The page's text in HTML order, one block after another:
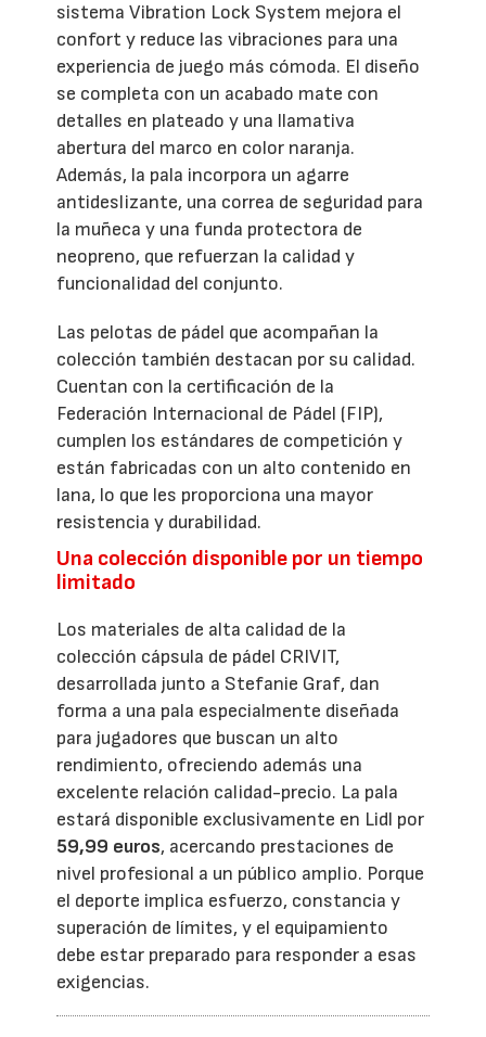
sistema Vibration Lock System mejora el
confort y reduce las vibraciones para una
experiencia de juego más cómoda. El diseño
se completa con un acabado mate con
detalles en plateado y una llamativa
abertura del marco en color naranja.
Además, la pala incorpora un agarre
antideslizante, una correa de seguridad para
la muñeca y una funda protectora de
neopreno, que refuerzan la calidad y
funcionalidad del conjunto.
Las pelotas de pádel que acompañan la
colección también destacan por su calidad.
Cuentan con la certificación de la
Federación Internacional de Pádel (FIP),
cumplen los estándares de competición y
están fabricadas con un alto contenido en
lana, lo que les proporciona una mayor
resistencia y durabilidad.
Una colección disponible por un tiempo
limitado
Los materiales de alta calidad de la
colección cápsula de pádel CRIVIT,
desarrollada junto a Stefanie Graf, dan
forma a una pala especialmente diseñada
para jugadores que buscan un alto
rendimiento, ofreciendo además una
excelente relación calidad-precio. La pala
estará disponible exclusivamente en Lidl por
59,99 euros, acercando prestaciones de
nivel profesional a un público amplio. Porque
el deporte implica esfuerzo, constancia y
superación de límites, y el equipamiento
debe estar preparado para responder a esas
exigencias.